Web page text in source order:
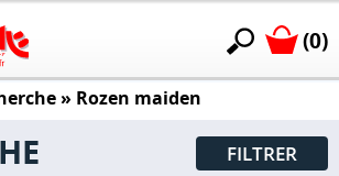
(0)
» Rozen maiden
FILTRER